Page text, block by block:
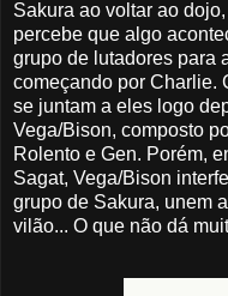
Sakura ao voltar ao
percebe que algo
grupo de lutadores para
começando por Charlie.
se juntam a eles logo
Vega/Bison, composto
Rolento e Gen. Porém,
Sagat, Vega/Bison
grupo de Sakura, unem
vilão... O que não dá